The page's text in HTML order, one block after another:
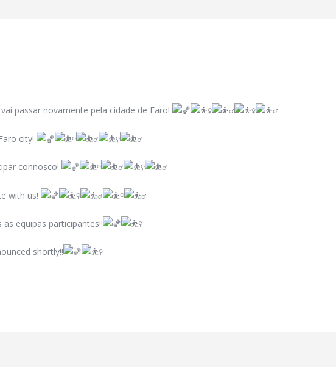
passar novamente pela cidade de Faro!
city!
connosco!
with us!
equipas participantes!!
shortly!!